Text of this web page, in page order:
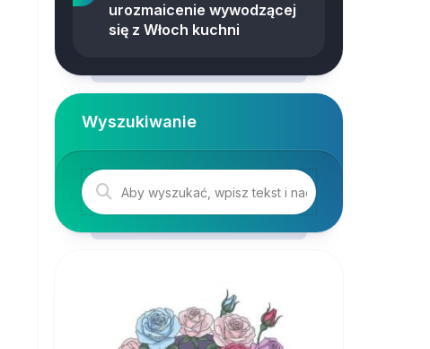
urozmaicenie wywodzącej
się z Włoch kuchni
Wyszukiwanie